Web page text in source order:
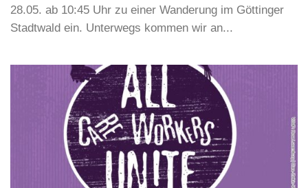
28.05. ab 10:45 Uhr zu einer Wanderung im Göttinger
Stadtwald ein. Unterwegs kommen wir an...